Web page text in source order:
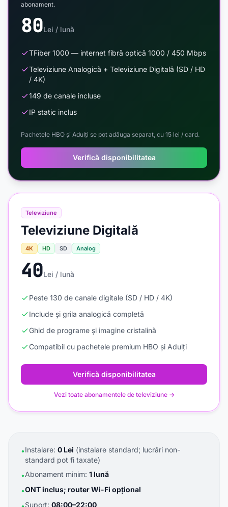
Televiziune
Televiziune Digitală
4K HD SD Analog
40Lei / lună
Peste 130 de canale digitale (SD / HD / 4K)
Include și grila analogică completă
Ghid de programe și imagine cristalină
Compatibil cu pachetele premium HBO și Adulți
Verifică disponibilitatea
Vezi toate abonamentele de televiziune →
abonament.
80Lei / lună
TFiber 1000 — internet fibră optică 1000 / 450 Mbps
Televiziune Analogică + Televiziune Digitală (SD / HD
/ 4K)
149 de canale incluse
IP static inclus
Pachetele HBO și Adulți se pot adăuga separat, cu 15 lei / card.
Verifică disponibilitatea
•Instalare: 0 Lei (instalare standard; lucrări non-
standard pot fi taxate)
•Abonament minim: 1 lună
•ONT inclus; router Wi-Fi opțional
Suport: 08:00–22:00